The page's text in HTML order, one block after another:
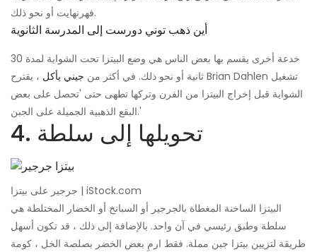
فهرنهايت أو نحو ذلك.
أين ذهب توني دورست إلى المدرسة الثانوية
خدعة أخرى يقسم بها بعض الناس هي وضع البيتزا تحت الشواية لمدة 30
ثانية أو نحو ذلك. في أكثر من جيني يأكل ، يقترح Brian Dahlen تشغيل
الشواية قبل إخراج البيتزا من الفرن وتركها تطهى حتى 'تحصل على بعض
البقع الذهبية الجميلة على الجبن.'
4. تحويلها إلى سلطة
جرجير على بيتزا | iStock.com
البيتزا الساخنة المغطاة بالجرجير أو السبانخ أو الخضار المختلطة هي
سلطة وطبق رئيسي في آن واحد. بالإضافة إلى ذلك ، قد تكون أسهل
طريقة لتزيين بيتزا جبن مملة. فقط ارمِ بعض الخضر بصلصة الخل ، كومة